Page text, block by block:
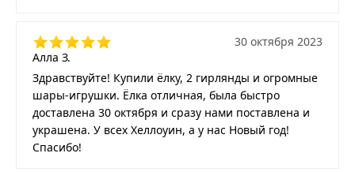
Алла З.
30 октября 2023
Здравствуйте! Купили ёлку, 2 гирлянды и огромные
шары-игрушки. Ёлка отличная, была быстро
доставлена 30 октября и сразу нами поставлена и
украшена. У всех Хеллоуин, а у нас Новый год!
Спасибо!